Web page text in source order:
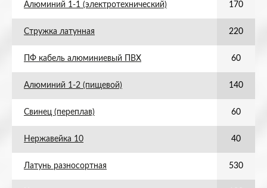
Алюминий 1-1 (электротехнический) 170
Стружка латунная 220
ПФ кабель алюминиевый ПВХ 60
Алюминий 1-2 (пищевой) 140
Свинец (переплав) 60
Нержавейка 10 40
Латунь разносортная 530